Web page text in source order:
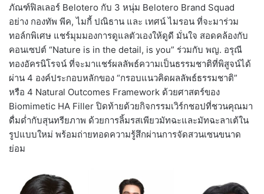
ภัณฑ์ฟิลเลอร์ Belotero กับ 3 หนุ่ม Belotero Brand Squad
อย่าง กองทัพ พีค, ไมกี้ ปณิธาน และ เทศน์ ไมรอน ที่จะมาร่วม
ทอล์กพิเศษ แชร์มุมมองการดูแลตัวเองให้ดูดี มั่นใจ สอดคล้องกับ
คอนเซปต์ “Nature is in the detail, is you” ร่วมกับ พญ. อรุณี
ทองอัครนิโรจน์ ที่จะมาแชร์ผลลัพธ์ความเป็นธรรมชาติที่พิสูจน์ได้
ผ่าน 4 องค์ประกอบหลักของ “กรอบแนวคิดผลลัพธ์ธรรมชาติ”
หรือ 4 Natural Outcomes Framework ด้วยศาสตร์ของ
Biomimetic HA Filler ปิดท้ายด้วยกิจกรรมเวิร์กชอปที่ชวนคุณมา
ดื่มด่ำกับสุนทรียภาพ ด้วยการลิ้มรสเพียวมัทฉะและมัทฉะลาเต้ใน
รูปแบบใหม่ พร้อมถ่ายทอดความรู้สึกผ่านการจัดสวนเซนขนาด
ย่อม